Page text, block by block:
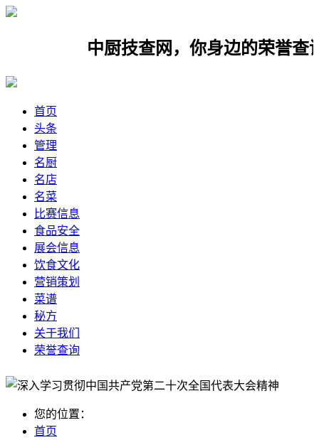
中厨技查网，你身边的荣誉查询网
首页
头条
管理
名厨
名店
名菜
比赛信息
食品安全
展会信息
饮食文化
营销策划
菜谱
秘方
关于我们
荣誉查询
您的位置：
首页